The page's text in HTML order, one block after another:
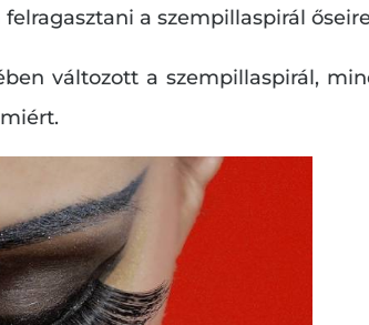
a szempillaspirál
változott a szempillaspirál,